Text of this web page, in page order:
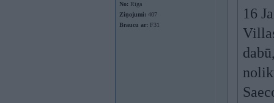
No: Rīga
Ziņojumi: 407
Braucu ar: F31
16